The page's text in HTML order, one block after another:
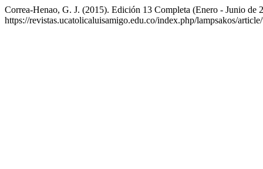
Correa-Henao, G. J. (2015). Edición 13 Completa (Enero - Junio de
https://revistas.ucatolicaluisamigo.edu.co/index.php/lampsakos/